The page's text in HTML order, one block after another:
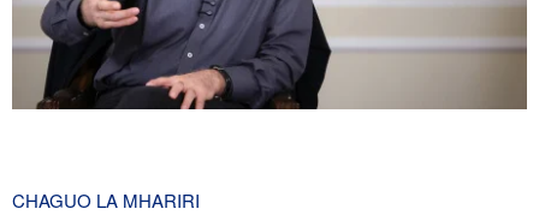
CHAGUO LA MHARIRI